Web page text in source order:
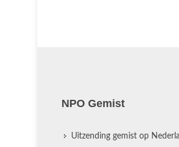
NPO Gemist
Uitzending gemist op